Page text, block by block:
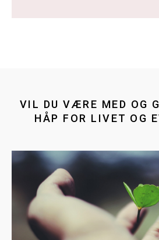
VIL DU VÆRE MED OG
HÅP FOR LIVET OG